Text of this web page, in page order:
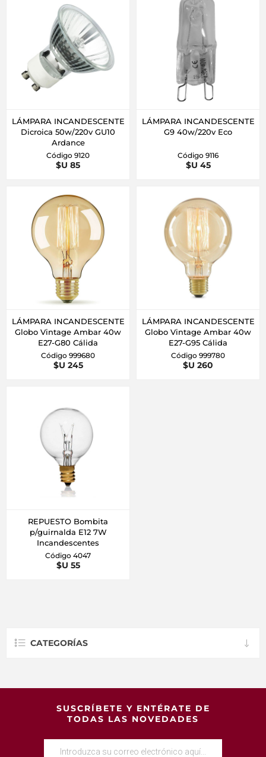
LÁMPARA INCANDESCENTE
Dicroica 50w/220v GU10
Ardance
Código 9120
$U 85
LÁMPARA INCANDESCENTE
G9 40w/220v Eco
Código 9116
$U 45
LÁMPARA INCANDESCENTE
Globo Vintage Ambar 40w
E27-G80 Cálida
Código 999680
$U 245
LÁMPARA INCANDESCENTE
Globo Vintage Ambar 40w
E27-G95 Cálida
Código 999780
$U 260
REPUESTO Bombita
p/guirnalda E12 7W
Incandescentes
Código 4047
$U 55
CATEGORÍAS
SUSCRÍBETE Y ENTÉRATE DE
TODAS LAS NOVEDADES